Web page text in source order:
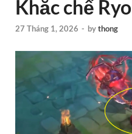
Khắc chế
27 Tháng 1, 2026 - bythong